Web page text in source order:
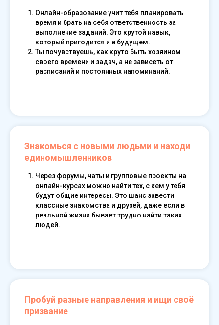
Онлайн-образование учит тебя планировать
время и брать на себя ответственность за
выполнение заданий. Это крутой навык,
который пригодится и в будущем.
Ты почувствуешь, как круто быть хозяином
своего времени и задач, а не зависеть от
расписаний и постоянных напоминаний.
Знакомься с новыми людьми и находи
единомышленников
Через форумы, чаты и групповые проекты на
онлайн-курсах можно найти тех, с кем у тебя
будут общие интересы. Это шанс завести
классные знакомства и друзей, даже если в
реальной жизни бывает трудно найти таких
людей.
Пробуй разные направления и ищи своё
призвание